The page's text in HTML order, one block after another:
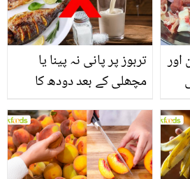
تربوز پر پانی نہ پینا یا
مچھلی کے بعد دودھ کا
سے متعلق غلط فہمیوں کی
حقیقت کیا ہے اور افواہ
کیا؟
4 آسان اور